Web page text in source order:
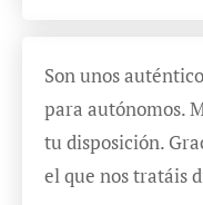
Son unos
para autónomos.
tu disposición.
el que nos tratáis